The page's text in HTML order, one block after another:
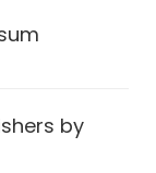
by